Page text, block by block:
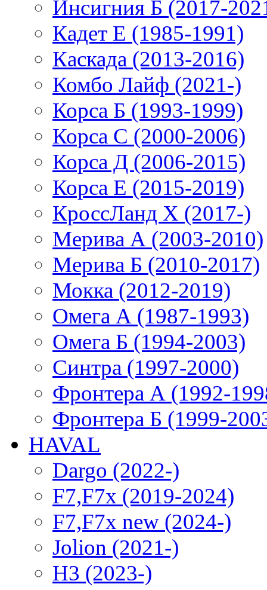
Инсигния Б (2017-
Кадет Е (1985-1991)
Каскада (2013-2016)
Комбо Лайф (2021-)
Корса Б (1993-1999)
Корса С (2000-2006)
Корса Д (2006-2015)
Корса E (2015-2019)
КроссЛанд X (2017-)
Мерива А (2003-2010)
Мерива Б (2010-2017)
Мокка (2012-2019)
Омега А (1987-1993)
Омега Б (1994-2003)
Синтра (1997-2000)
Фронтера А (1992-
Фронтера Б (1999-
HAVAL
Dargo (2022-)
F7,F7x (2019-2024)
F7,F7x new (2024-)
Jolion (2021-)
H3 (2023-)